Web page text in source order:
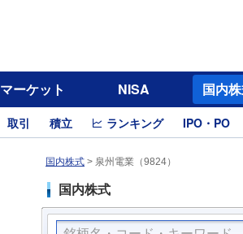
マーケット NISA 国内
取引 積立 ランキング IPO・PO
国内株式 > 泉州電業（9824）
国内株式